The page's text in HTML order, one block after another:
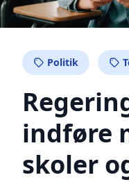
Politik
indføre
skoler